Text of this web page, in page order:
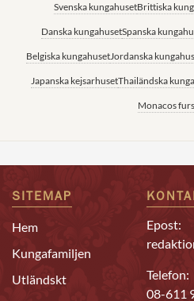
Svenska kungahusetBrittiska
Danska kungahusetSpanska
Belgiska kungahusetJordanska
Japanska kejsarhusetThailändska
Monacos
SITEMAP
Hem
Kungafamiljen
Utländskt
Epost:
Telefon:
08-611